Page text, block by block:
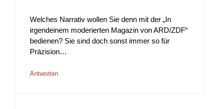
Welches Narrativ wollen Sie denn mit der „In
irgendeinem moderierten Magazin von ARD/ZDF“
bedienen? Sie sind doch sonst immer so für
Präzision…
Antworten